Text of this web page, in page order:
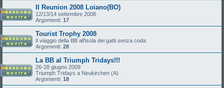
II Reunion 2008 Loiano(BO)
12/13/14 settembre 2008
Argomenti: 17
Tourist Trophy 2008
Il viaggio della BB all'isola dei gatti senza coda
Argomenti: 28
La BB al Triumph Tridays!!!
26-28 giugno 2009
Triumph Tridays a Neukirchen (A)
Argomenti: 18